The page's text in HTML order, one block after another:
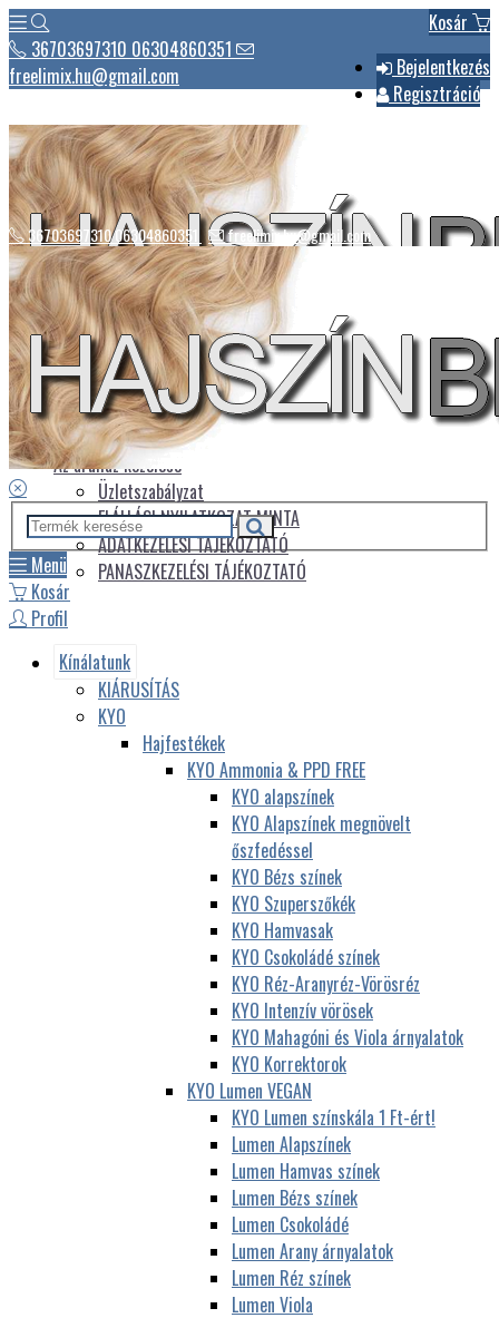
Kosár
Bejelentkezés
Regisztráció
36703697310 06304860351
freelimix.hu@gmail.com
Hírek
Csomagautomaták listája
Üdvözlet
Az áruház kezelése
Üzletszabályzat
ELÁLLÁSI NYILATKOZAT MINTA
ADATKEZELÉSI TÁJÉKOZTATÓ
PANASZKEZELÉSI TÁJÉKOZTATÓ
36703697310 06304860351 freelimix.hu@gmail.com
Menü
Kosár
Profil
Kínálatunk
KIÁRUSÍTÁS
KYO
Hajfestékek
KYO Ammonia & PPD FREE
KYO alapszínek
KYO Alapszínek megnövelt
őszfedéssel
KYO Bézs színek
KYO Szuperszőkék
KYO Hamvasak
KYO Csokoládé színek
KYO Réz-Aranyréz-Vörösréz
KYO Intenzív vörösek
KYO Mahagóni és Viola árnyalatok
KYO Korrektorok
KYO Lumen VEGAN
KYO Lumen színskála 1 Ft-ért!
Lumen Alapszínek
Lumen Hamvas színek
Lumen Bézs színek
Lumen Csokoládé
Lumen Arany árnyalatok
Lumen Réz színek
Lumen Viola